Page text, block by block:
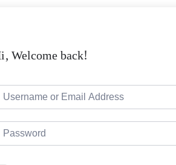
Welcome back!